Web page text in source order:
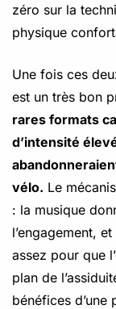
zéro sur la
physique
Une fois ces
est un très bon
rares formats
d’intensité
vélo. Le
: la musique
l’engagement,
assez pour que
plan de
bénéfices d’une